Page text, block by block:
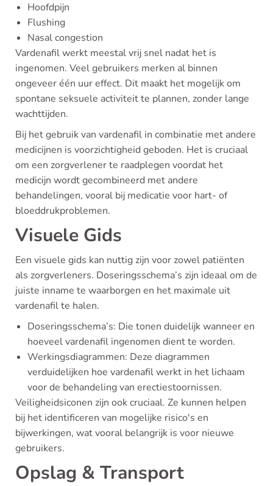
Hoofdpijn
Flushing
Nasal congestion
Vardenafil werkt meestal vrij snel nadat het is
ingenomen. Veel gebruikers merken al binnen
ongeveer één uur effect. Dit maakt het mogelijk om
spontane seksuele activiteit te plannen, zonder lange
wachttijden.
Bij het gebruik van vardenafil in combinatie met andere
medicijnen is voorzichtigheid geboden. Het is cruciaal
om een zorgverlener te raadplegen voordat het
medicijn wordt gecombineerd met andere
behandelingen, vooral bij medicatie voor hart- of
bloeddrukproblemen.
Visuele Gids
Een visuele gids kan nuttig zijn voor zowel patiënten
als zorgverleners. Doseringsschema’s zijn ideaal om de
juiste inname te waarborgen en het maximale uit
vardenafil te halen.
Doseringsschema’s: Die tonen duidelijk wanneer en
hoeveel vardenafil ingenomen dient te worden.
Werkingsdiagrammen: Deze diagrammen
verduidelijken hoe vardenafil werkt in het lichaam
voor de behandeling van erectiestoornissen.
Veiligheidsiconen zijn ook cruciaal. Ze kunnen helpen
bij het identificeren van mogelijke risico's en
bijwerkingen, wat vooral belangrijk is voor nieuwe
gebruikers.
Opslag & Transport